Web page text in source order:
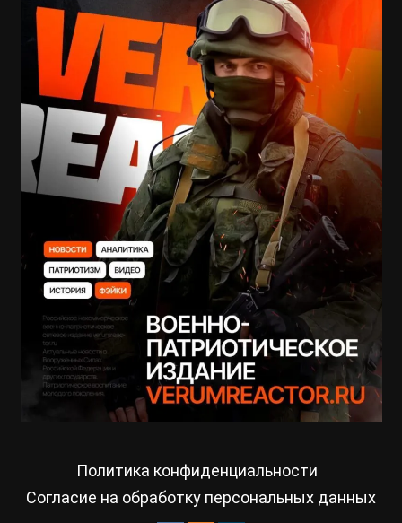
Политика конфиденциальности
Согласие на обработку персональных данных